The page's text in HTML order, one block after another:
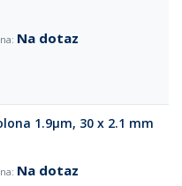
Na dotaz
1.9µm, 30 x 2.1 mm
Na dotaz